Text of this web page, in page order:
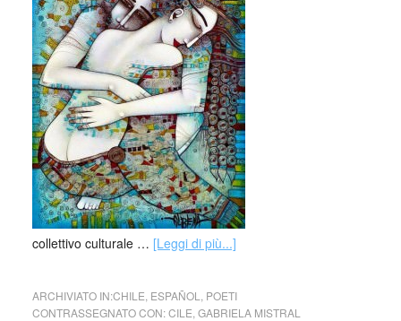
collettivo culturale … [Leggi di più...]
ARCHIVIATO IN:CHILE ESPAÑOL
POETI
CONTRASSEGNATO CON:CILE GABRIELA MISTRAL